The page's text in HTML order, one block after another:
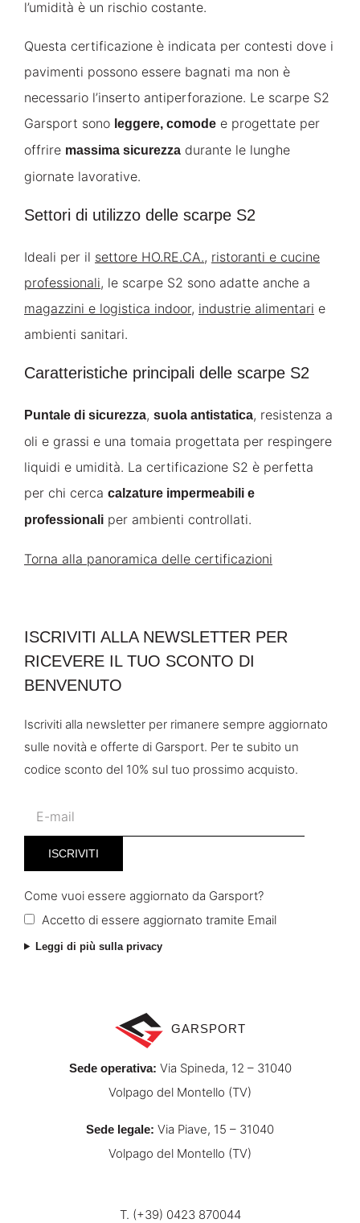
l’umidità è un rischio costante.
Questa certificazione è indicata per contesti dove i
pavimenti possono essere bagnati ma non è
necessario l’inserto antiperforazione. Le scarpe S2
Garsport sono leggere, comode e progettate per
offrire massima sicurezza durante le lunghe
giornate lavorative.
Settori di utilizzo delle scarpe S2
Ideali per il settore HO.RE.CA., ristoranti e cucine
professionali, le scarpe S2 sono adatte anche a
magazzini e logistica indoor, industrie alimentari e
ambienti sanitari.
Caratteristiche principali delle scarpe S2
Puntale di sicurezza, suola antistatica, resistenza a
oli e grassi e una tomaia progettata per respingere
liquidi e umidità. La certificazione S2 è perfetta
per chi cerca calzature impermeabili e
professionali per ambienti controllati.
Torna alla panoramica delle certificazioni
ISCRIVITI ALLA NEWSLETTER PER
RICEVERE IL TUO SCONTO DI
BENVENUTO
Iscriviti alla newsletter per rimanere sempre aggiornato
sulle novità e offerte di Garsport. Per te subito un
codice sconto del 10% sul tuo prossimo acquisto.
Come vuoi essere aggiornato da Garsport?
Accetto di essere aggiornato tramite Email
Leggi di più sulla privacy
GARSPORT
Sede operativa: Via Spineda, 12 – 31040
Volpago del Montello (TV)
Sede legale: Via Piave, 15 – 31040
Volpago del Montello (TV)
T. (+39) 0423 870044